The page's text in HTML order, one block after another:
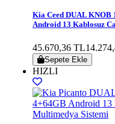
Kia Ceed DUAL KNOB
Android 13 Kablosuz
45.670,36 TL
Sepete Ekle
HIZLI